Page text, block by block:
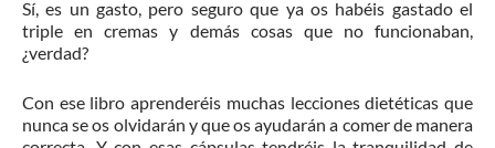
Sí, es un gasto, pero seguro que ya os habéis gastado el
triple en cremas y demás cosas que no funcionaban,
¿verdad?
Con ese libro aprenderéis muchas lecciones dietéticas que
nunca se os olvidarán y que os ayudarán a comer de manera